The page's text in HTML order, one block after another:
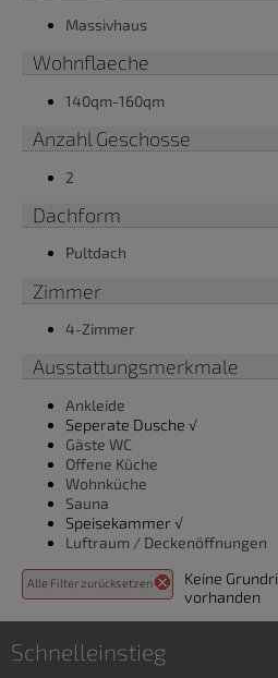
Massivhaus
Wohnflaeche
140qm-160qm
Anzahl Geschosse
2
Dachform
Pultdach
Zimmer
4-Zimmer
Ausstattungsmerkmale
Ankleide
Seperate Dusche √
Gäste WC
Offene Küche
Wohnküche
Sauna
Speisekammer √
Luftraum / Deckenöffnungen
Alle Filter zurücksetzen
Keine
vorhanden
Schnelleinstieg